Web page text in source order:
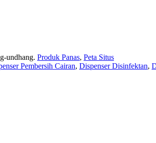
undhang. Produk Panas, Peta Situs
Pembersih Cairan, Dispenser Disinfektan,